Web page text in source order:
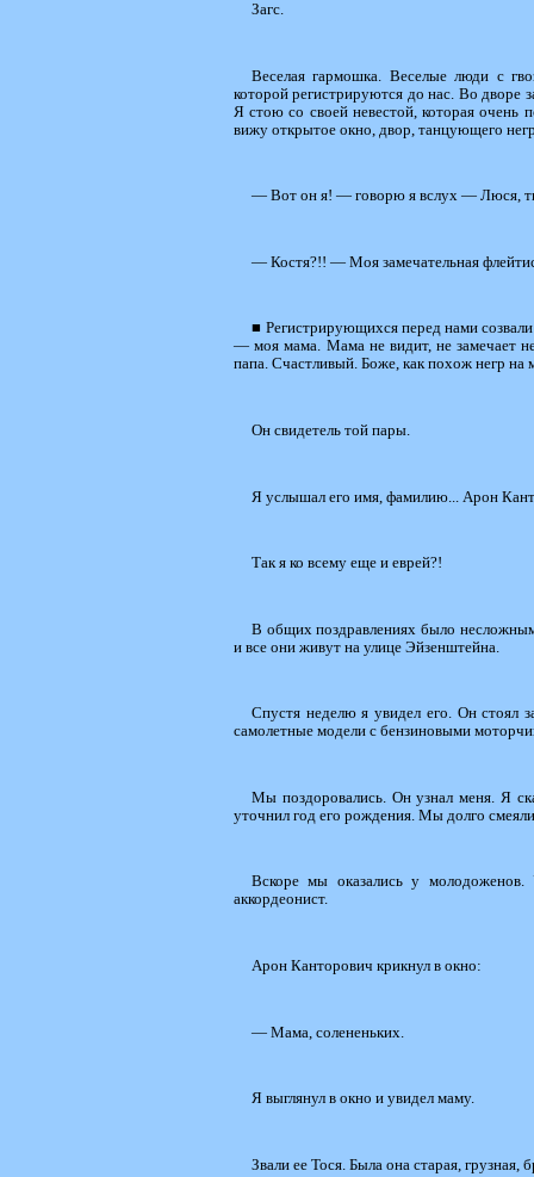
Загс.
Веселая гармошка. Веселые люди с
которой регистрируются до нас. Во дворе
Я стою со своей невестой, которая очень
вижу открытое окно, двор, танцующего
— Вот он я! — говорю я вслух — Люся,
— Костя?!! — Моя замечательная
■ Регистрирующихся перед нами
— моя мама. Мама не видит, не замечает
папа. Счастливый. Боже, как похож негр на
Он свидетель той пары.
Я услышал его имя, фамилию... Арон
Так я ко всему еще и еврей?!
В общих поздравлениях было
и все они живут на улице Эйзенштейна.
Спустя неделю я увидел его. Он стоял
самолетные модели с бензиновыми
Мы поздоровались. Он узнал меня. Я
уточнил год его рождения. Мы долго
Вскоре мы оказались у
аккордеонист.
Арон Канторович крикнул в окно:
— Мама, солененьких.
Я выглянул в окно и увидел маму.
Звали ее Тося. Была она старая, грузная,